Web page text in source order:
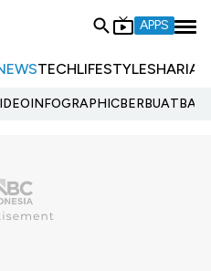
APPS
TECHLIFESTYLESHARIA
INFOGRAPHIC